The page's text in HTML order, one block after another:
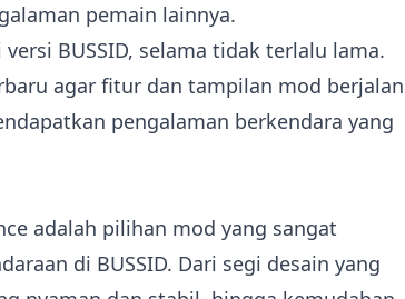
pemain lainnya.
BUSSID, selama tidak terlalu lama.
agar fitur dan tampilan mod berjalan
pengalaman berkendara yang
adalah pilihan mod yang sangat
di BUSSID. Dari segi desain yang